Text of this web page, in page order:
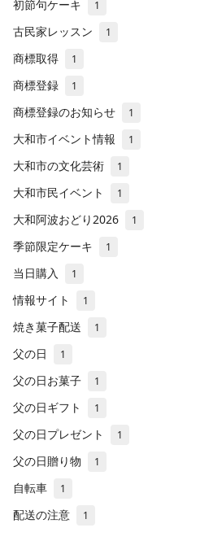
初節句ケーキ 1
古民家レッスン 1
商標取得 1
商標登録 1
商標登録のお知らせ 1
大和市イベント情報 1
大和市の文化芸術 1
大和市民イベント 1
大和阿波おどり2026 1
季節限定ケーキ 1
当日購入 1
情報サイト 1
焼き菓子配送 1
父の日 1
父の日お菓子 1
父の日ギフト 1
父の日プレゼント 1
父の日贈り物 1
自転車 1
配送の注意 1